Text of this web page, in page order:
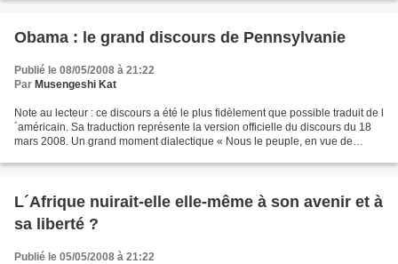
Obama : le grand discours de Pennsylvanie
Publié le 08/05/2008 à 21:22
Par Musengeshi Kat
Note au lecteur : ce discours a été le plus fidèlement que possible traduit de l
´américain. Sa traduction représente la version officielle du discours du 18
mars 2008. Un grand moment dialectique « Nous le peuple, en vue de
L´Afrique nuirait-elle elle-même à son avenir et à
sa liberté ?
Publié le 05/05/2008 à 21:22